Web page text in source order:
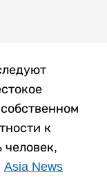
к
Asia News